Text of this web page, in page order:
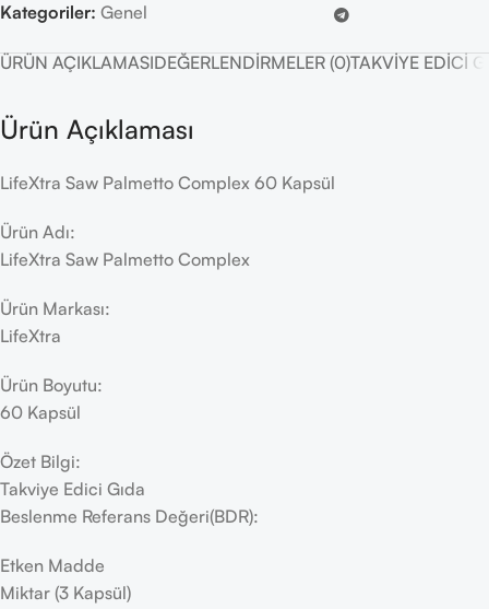
Kategoriler: Genel
ÜRÜN AÇIKLAMASIDEĞERLENDIRMELER (0)TAKVIYE EDICI
Ürün Açıklaması
LifeXtra Saw Palmetto Complex 60 Kapsül
Ürün Adı:
LifeXtra Saw Palmetto Complex
Ürün Markası:
LifeXtra
Ürün Boyutu:
60 Kapsül
Özet Bilgi:
Takviye Edici Gıda
Beslenme Referans Değeri(BDR):
Etken Madde
Miktar (3 Kapsül)